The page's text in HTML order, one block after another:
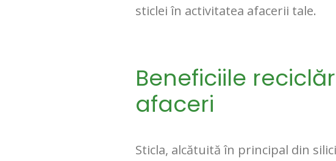
sticlei în activitatea afacerii tale.
Beneficiile
afaceri
Sticla, alcătuită în principal din